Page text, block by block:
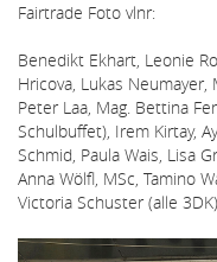
Fairtrade Foto vlnr:
Benedikt Ekhart, Leonie
Hricova, Lukas Neumayer,
Peter Laa, Mag. Bettina
Schulbuffet), Irem Kirtay,
Schmid, Paula Wais, Lisa
Anna Wölfl, MSc, Tamino
Victoria Schuster (alle 3DK)
Bildergallerie